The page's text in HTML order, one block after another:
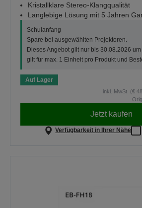
Kristallklare Stereo-Klangqualität
Langlebige Lösung mit 5 Jahren
Schulanfang
Spare bei ausgewählten Projektoren.
Dieses Angebot gilt nur bis 30.08.2026
gilt für max. 1 Einheit pro Produkt und
Auf Lager
inkl. MwSt. (€
Jetzt kaufen
Verfügbarkeit in Ihrer Nähe